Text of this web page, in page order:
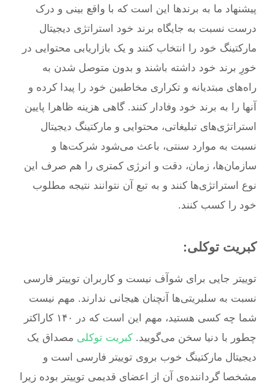
پیشنهاد ما به برندها این است که با واقع بینی و درک
درست نسبت به جایگاه برند خود استراتژی دیجیتال
مارکتینگ خود را انتخاب کنند و یک بازاریابی محتوایی در
خورِ برند خود داشته باشند و بدون متوصل شدن به
راه‌های مبتدیانه و تکراری مخاطبین خود را پیدا کرده و
آنها را به برند خود وفادار کنند. گاهی هزینه ظاهرا پایین
استراتژی‌های تبلیغاتی، محتوایی و مارکتینگ دیجیتال
نسبت به موارد سنتی، باعث می‌شود شرکت‌ها و
سازمان‌ها، زمان، دقت و انرژی کمتری را هم صرف این
نوع استراتژی‌ها کنند و به تبع آن نتوانند نتیجه مطلوب
خود را کسب کنند.
کبریت توکلی:
توییتر جایی برای شوآف نیست و کاربران توییتر فارسی
نسبت به سلبریتی‌ها آنچنان هیجانی ندارند. مهم نیست
شما چه کسی هستید، مهم این است که در ۱۴۰ کاراکتر
چطور با دنیا سخن می‌گویید.کبریت توکلیمصداق یک
دیجیتال مارکتینگ خوب بروی توییتر فارسی است و
مشخصا گرداننده‌ی آن از اعضای قدیمی توییتر بوده زیرا